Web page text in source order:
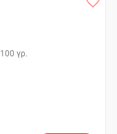
100 γρ.